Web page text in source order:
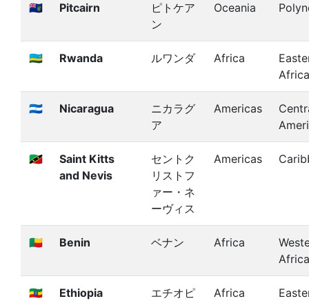
🇵🇳 Pitcairn
ピトケア
ン
Oceania
🇷🇼 Rwanda ルワンダ Africa
Africa
🇳🇮 Nicaragua
ニカラグ
ア
Americas
🇰🇳
Saint Kitts
and Nevis
セントク
リストフ
ァー・ネ
ーヴィス
Americas
🇧🇯 Benin ベナン Africa
Africa
🇪🇹 Ethiopia
エチオピ
Africa